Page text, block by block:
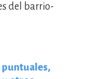
del barrio-
puntuales,